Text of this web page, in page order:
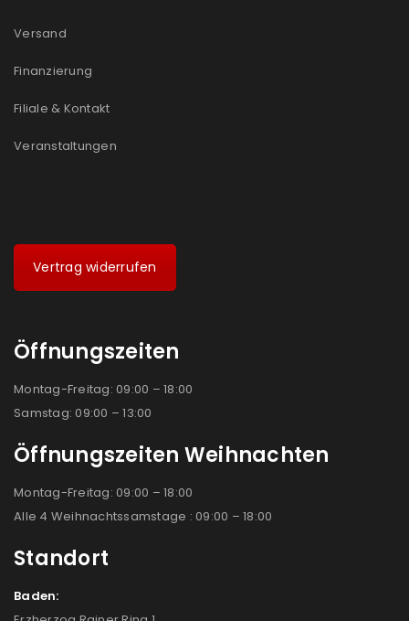
Versand
Finanzierung
Filiale & Kontakt
Veranstaltungen
Vertrag widerrufen
Öffnungszeiten
Montag-Freitag: 09:00 – 18:00
Samstag: 09:00 – 13:00
Öffnungszeiten Weihnachten
Montag-Freitag: 09:00 – 18:00
Alle 4 Weihnachtssamstage : 09:00 – 18:00
Standort
Baden: